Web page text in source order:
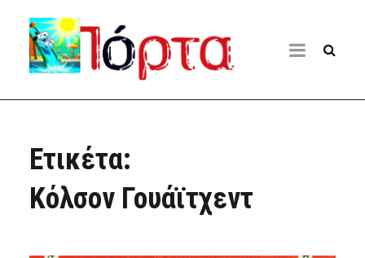
Ετικέτα:
Κόλσον Γουάϊτχεντ